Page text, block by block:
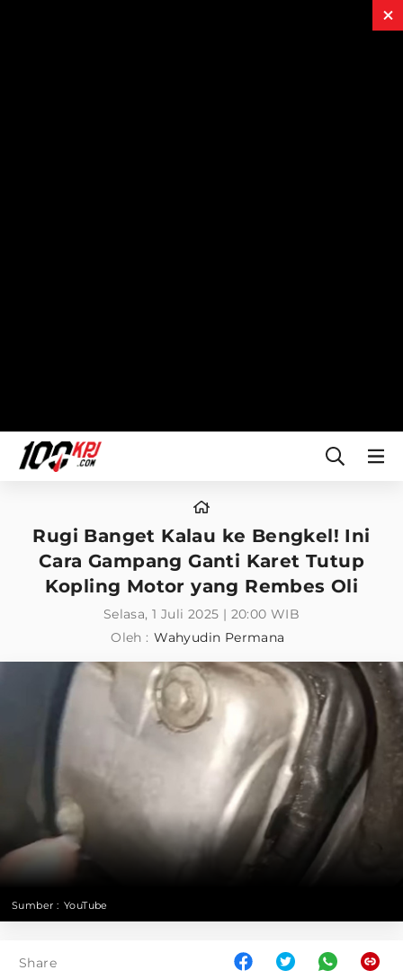
Rugi Banget Kalau ke Bengkel! Ini
Cara Gampang Ganti Karet Tutup
Kopling Motor yang Rembes Oli
Selasa, 1 Juli 2025 | 20:00 WIB
Oleh : Wahyudin Permana
Sumber : YouTube
Share